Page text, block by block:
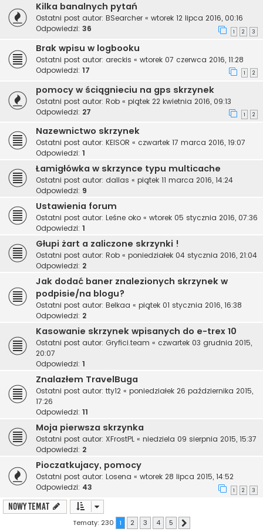
Kilka banalnych pytań
Ostatni post autor: BSearcher « wtorek 12 lipca 2016, 00:16
Odpowiedzi: 36 1 2 3
Brak wpisu w logbooku
Ostatni post autor: areckis « wtorek 07 czerwca 2016, 11:28
Odpowiedzi: 17 1 2
pomocy w ściągnieciu na gps skrzynek
Ostatni post autor: Rob « piątek 22 kwietnia 2016, 09:13
Odpowiedzi: 27 1 2
Nazewnictwo skrzynek
Ostatni post autor: KEISOR « czwartek 17 marca 2016, 19:07
Odpowiedzi: 1
Łamigłówka w skrzynce typu multicache
Ostatni post autor: dallas « piątek 11 marca 2016, 14:24
Odpowiedzi: 9
Ustawienia forum
Ostatni post autor: Leśne oko « wtorek 05 stycznia 2016, 07:36
Odpowiedzi: 1
Głupi żart a zaliczone skrzynki !
Ostatni post autor: Rob « poniedziałek 04 stycznia 2016, 21:04
Odpowiedzi: 2
Jak dodać baner znalezionych skrzynek w
podpisie/na blogu?
Ostatni post autor: Belkaa « piątek 01 stycznia 2016, 16:38
Odpowiedzi: 2
Kasowanie skrzynek wpisanych do e-trex 10
Ostatni post autor: Gryfici.team « czwartek 03 grudnia 2015,
20:07
Odpowiedzi: 1
Znalazłem TravelBuga
Ostatni post autor: tty12 « poniedziałek 26 października 2015,
17:26
Odpowiedzi: 11
Moja pierwsza skrzynka
Ostatni post autor: XFrostPL « niedziela 09 sierpnia 2015, 15:37
Odpowiedzi: 2
Pioczatkujacy, pomocy
Ostatni post autor: Losena « wtorek 28 lipca 2015, 14:52
Odpowiedzi: 43 1 2 3
NOWY TEMAT
Tematy: 230 1 2 3 4 5